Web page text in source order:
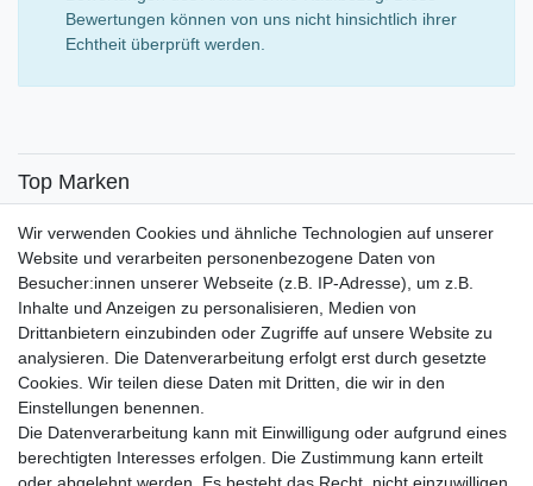
Bewertungen können von uns nicht hinsichtlich ihrer
Echtheit überprüft werden.
Top Marken
Top Themen
Adventskalender
Service
Versandinfos
FAQ
Ersatzteile
Registrieren
Wir versenden mit
Wir verwenden Cookies und ähnliche Technologien auf unserer
Website und verarbeiten personenbezogene Daten von
Besucher:innen unserer Webseite (z.B. IP-Adresse), um z.B.
Inhalte und Anzeigen zu personalisieren, Medien von
Drittanbietern einzubinden oder Zugriffe auf unsere Website zu
analysieren. Die Datenverarbeitung erfolgt erst durch gesetzte
Cookies. Wir teilen diese Daten mit Dritten, die wir in den
Einstellungen benennen.
Die Datenverarbeitung kann mit Einwilligung oder aufgrund eines
berechtigten Interesses erfolgen. Die Zustimmung kann erteilt